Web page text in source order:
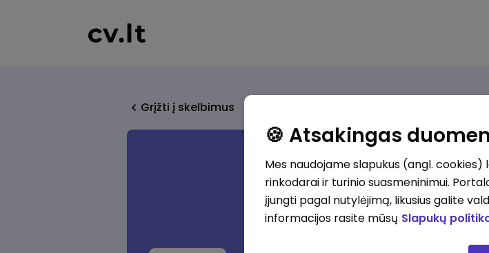
Grįžti į skelbimus
🍪 Atsakingas
Mes naudojame slapukus (angl. cookies)
rinkodarai ir turinio suasmeninimui.
įjungti pagal nutylėjimą, likusius galite
informacijos rasite mūsų Slapukų